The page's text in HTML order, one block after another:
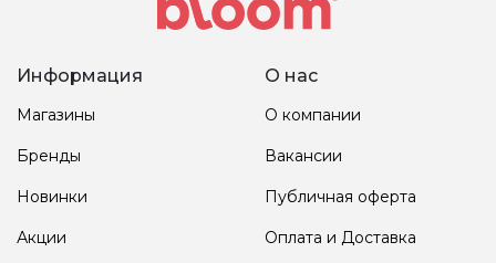
Информация
Магазины
Бренды
Новинки
Акции
О нас
О компании
Вакансии
Публичная оферта
Оплата и Доставка